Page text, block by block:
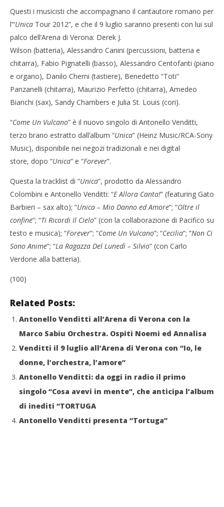
Questi i musicisti che accompagnano il cantautore romano per
l’“Unica Tour 2012”, e che il 9 luglio saranno presenti con lui sul
palco dell’Arena di Verona: Derek J.
Wilson (batteria), Alessandro Canini (percussioni, batteria e
chitarra), Fabio Pignatelli (basso), Alessandro Centofanti (piano
e organo), Danilo Cherni (tastiere), Benedetto “Toti”
Panzanelli (chitarra), Maurizio Perfetto (chitarra), Amedeo
Bianchi (sax), Sandy Chambers e Julia St. Louis (cori).
“Come Un Vulcano” è il nuovo singolo di Antonello Venditti,
terzo brano estratto dall’album “Unica” (Heinz Music/RCA-Sony
Music), disponibile nei negozi tradizionali e nei digital
store, dopo “Unica” e “Forever”.
Questa la tracklist di “Unica”, prodotto da Alessandro
Colombini e Antonello Venditti: “E Allora Canta!” (featuring Gato
Barbieri – sax alto); “Unica – Mio Danno ed Amore”; “Oltre il
confine”; “Ti Ricordi Il Cielo” (con la collaborazione di Pacifico su
testo e musica); “Forever”; “Come Un Vulcano”; “Cecilia”; “Non Ci
Sono Anime”; “La Ragazza Del Lunedì – Silvio” (con Carlo
Verdone alla batteria).
(100)
Related Posts:
Antonello Venditti all’Arena di Verona con la
Marco Sabiu Orchestra. Ospiti Noemi ed Annalisa
Venditti il 9 luglio all’Arena di Verona con “Io, le
donne, l’orchestra, l’amore”
Antonello Venditti: da oggi in radio il primo
singolo “Cosa avevi in mente”, che anticipa l’album
di inediti “TORTUGA
Antonello Venditti presenta “Tortuga”